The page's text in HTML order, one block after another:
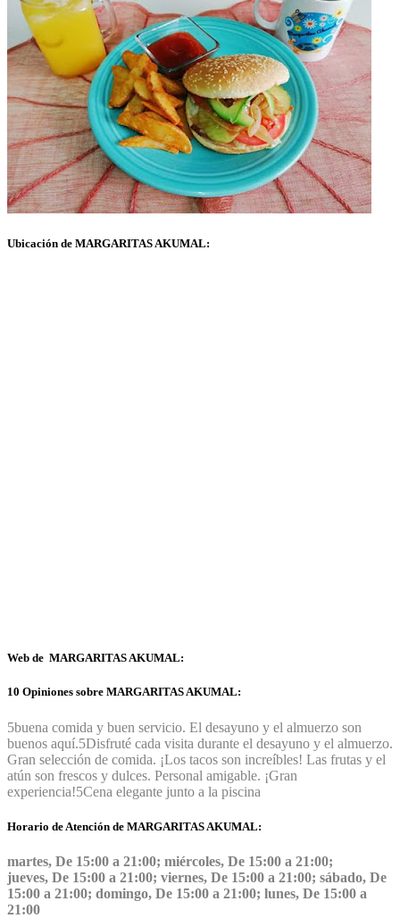
Ubicación de MARGARITAS AKUMAL:
Web de MARGARITAS AKUMAL:
10 Opiniones sobre MARGARITAS AKUMAL:
5buena comida y buen servicio. El desayuno y el almuerzo son
buenos aquí.5Disfruté cada visita durante el desayuno y el almuerzo.
Gran selección de comida. ¡Los tacos son increíbles! Las frutas y el
atún son frescos y dulces. Personal amigable. ¡Gran
experiencia!5Cena elegante junto a la piscina
Horario de Atención de MARGARITAS AKUMAL:
martes, De 15:00 a 21:00; miércoles, De 15:00 a 21:00;
jueves, De 15:00 a 21:00; viernes, De 15:00 a 21:00; sábado, De
15:00 a 21:00; domingo, De 15:00 a 21:00; lunes, De 15:00 a
21:00